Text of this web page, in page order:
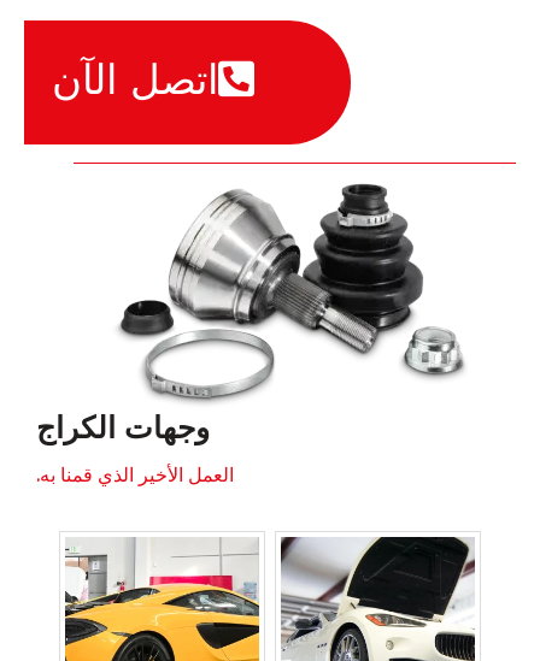
اتصل الآن
وجهات الكراج
العمل الأخير الذي قمنا به.